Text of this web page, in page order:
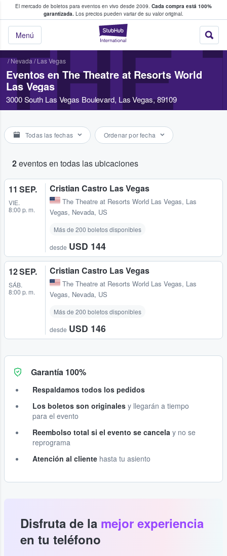
El mercado de boletos para eventos en vivo desde 2009. Cada compra está 100%
garantizada. Los precios pueden variar de su valor original.
StubHub: donde
Menú
fans compran y venden boletos
/Nevada/Las Vegas
Eventos en The Theatre at Resorts World
Las Vegas
3000 South Las Vegas Boulevard, Las Vegas, 89109
Todas las fechas Ordenar por fecha
2eventos en todas las ubicaciones
11 SEP.
VIE.
8:00 p. m.
Cristian Castro Las Vegas
The Theatre at Resorts World Las Vegas, Las
Vegas, Nevada, US
Más de 200 boletos disponibles
desde USD 144
12 SEP.
SÁB.
8:00 p. m.
Cristian Castro Las Vegas
The Theatre at Resorts World Las Vegas, Las
Vegas, Nevada, US
Más de 200 boletos disponibles
desde USD 146
Garantía 100%
Respaldamos todos los pedidos
Los boletos son originales y llegarán a tiempo
para el evento
Reembolso total si el evento se cancela y no se
reprograma
Atención al cliente hasta tu asiento
Disfruta de la mejor experiencia
en tu teléfono